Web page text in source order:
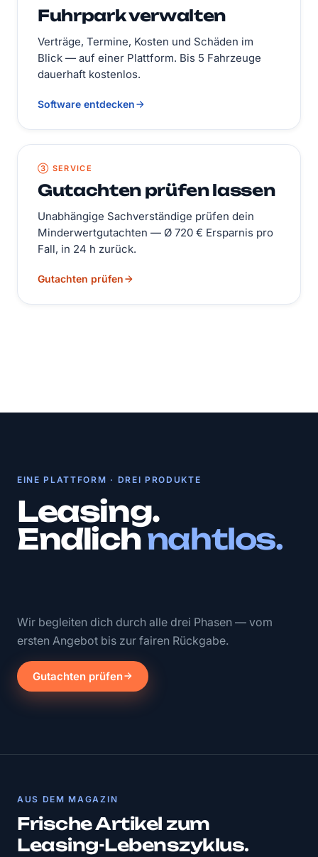
Fuhrpark verwalten
Verträge, Termine, Kosten und Schäden im
Blick — auf einer Plattform. Bis 5 Fahrzeuge
dauerhaft kostenlos.
Software entdecken
③ SERVICE
Gutachten prüfen lassen
Unabhängige Sachverständige prüfen dein
Minderwertgutachten — Ø 720 € Ersparnis pro
Fall, in 24 h zurück.
Gutachten prüfen
EINE PLATTFORM · DREI PRODUKTE
Leasing.
Endlichnahtlos.
Wir begleiten dich durch alle drei Phasen — vom
ersten Angebot bis zur fairen Rückgabe.
Gutachten prüfen
AUS DEM MAGAZIN
Frische Artikel zum
Leasing-Lebenszyklus.